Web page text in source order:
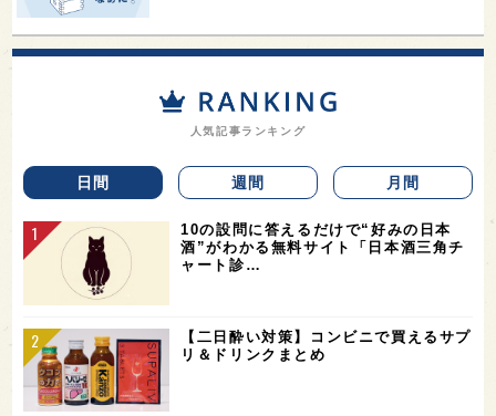
人気記事ランキング
日間 週間 月間
10の設問に答えるだけで“好みの日本
酒”がわかる無料サイト「日本酒三角チ
ャート診…
【二日酔い対策】コンビニで買えるサプ
リ＆ドリンクまとめ